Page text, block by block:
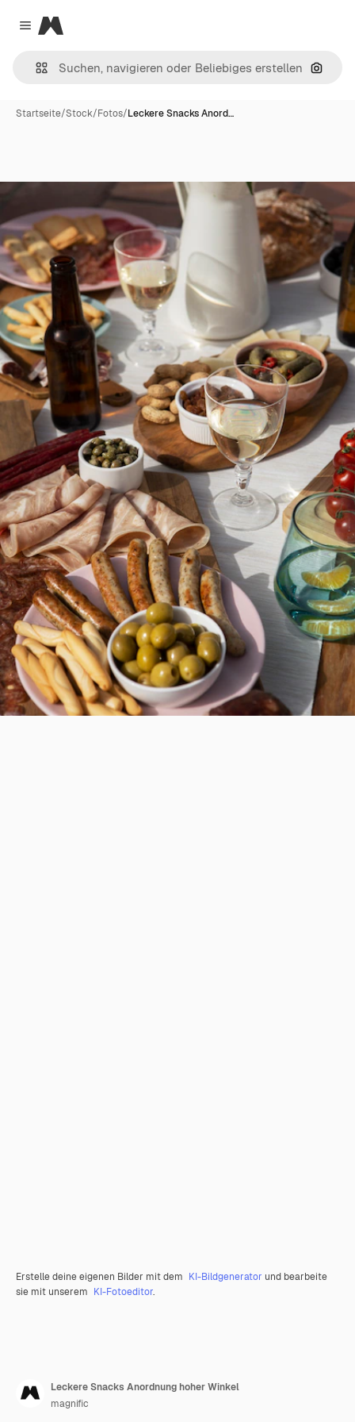
Close menu
Magnific
Nach
Startseite/Stock/Fotos/Leckere Snacks Anord…
Erstelle deine eigenen Bilder mit dem KI-Bildgenerator und bearbeite
sie mit unserem KI-Fotoeditor.
Leckere Snacks Anordnung hoher Winkel
magnific